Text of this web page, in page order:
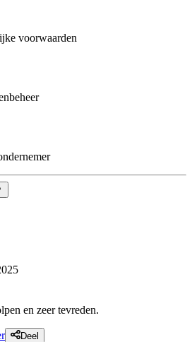
voorwaarden
en zeer tevreden.
Deel